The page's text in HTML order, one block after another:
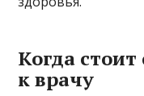
Когда
к врачу